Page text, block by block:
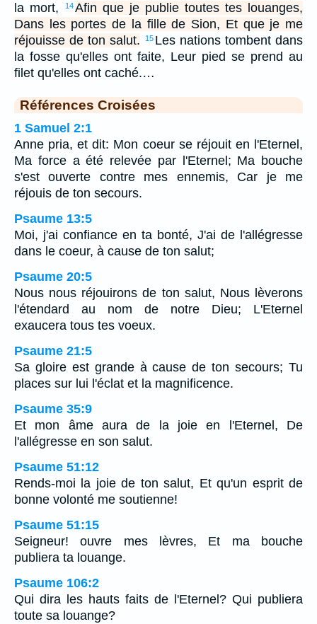
la mort,
14Afin que je publie toutes tes louanges,
Dans les portes de la fille de Sion, Et que je me
réjouisse de ton salut.
15 Les nations tombent dans
la fosse qu'elles ont faite, Leur pied se prend au
filet qu'elles ont caché.…
Références Croisées
1 Samuel 2:1
Anne pria, et dit: Mon coeur se réjouit en l'Eternel,
Ma force a été relevée par l'Eternel; Ma bouche
s'est ouverte contre mes ennemis, Car je me
réjouis de ton secours.
Psaume 13:5
Moi, j'ai confiance en ta bonté, J'ai de l'allégresse
dans le coeur, à cause de ton salut;
Psaume 20:5
Nous nous réjouirons de ton salut, Nous lèverons
l'étendard au nom de notre Dieu; L'Eternel
exaucera tous tes voeux.
Psaume 21:5
Sa gloire est grande à cause de ton secours; Tu
places sur lui l'éclat et la magnificence.
Psaume 35:9
Et mon âme aura de la joie en l'Eternel, De
l'allégresse en son salut.
Psaume 51:12
Rends-moi la joie de ton salut, Et qu'un esprit de
bonne volonté me soutienne!
Psaume 51:15
Seigneur! ouvre mes lèvres, Et ma bouche
publiera ta louange.
Psaume 106:2
Qui dira les hauts faits de l'Eternel? Qui publiera
toute sa louange?